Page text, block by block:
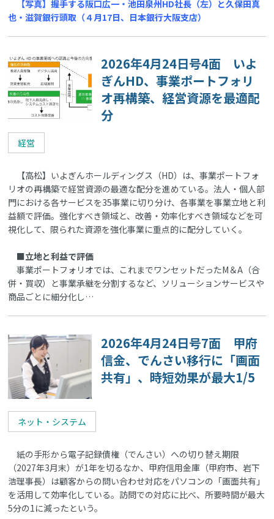
【写真】握手する阪口広一・池田泉州HD社長（左）と久保田真
也・滋賀銀行頭取（４月17日、日本銀行大阪支店）
2026年4月24日号4面 いよ
ぎんHD、事業ポートフォリ
オ再構築、経営資源を最適配
分
経営
【高松】いよぎんホールディングス（HD）は、事業ポートフォ
リオの再構築で経営資源の最適な配分を進めている。法人・個人部
門における各サービスを35事業に切り分け、各事業を事業立地と利
益額で評価。強化すべき領域と、改善・効率化すべき領域などを可
視化して、限られた資源を強化事業に重点的に配分していく。
■立地と利益で評価
事業ポートフォリオでは、これまでワンセットだったM＆A（合
併・買収）と事業承継を分割するなど、ソリューションサービスや
商品ごとに細分化し…
2026年4月24日号7面 甲府
信金、でんさい移行に「画面
共有」、時短効果が最大1/5
ネット・システム
紙の手形から電子記録債権（でんさい）への切り替え期限
（2027年3月末）が1年を切るなか、甲府信用金庫（甲府市、岩下
浩理事長）は顧客からの問い合わせ対応をパソコンの「画面共有」
を活用して効率化している。訪問での対応に比べ、所要時間が最大
5分の1に減ったという。